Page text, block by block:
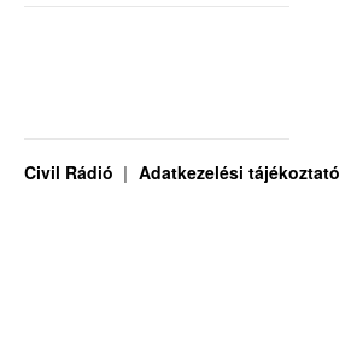
Civil Rádió Adatkezelési tájékoztató